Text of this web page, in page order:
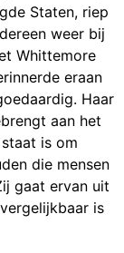
Staten, riep
weer bij
Whittemore
eraan
Haar
aan het
is om
die mensen
gaat ervan uit
is